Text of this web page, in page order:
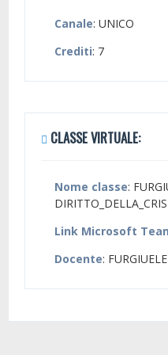
Canale: UNICO
Crediti: 7
CLASSE VIRTUALE:
Nome classe:
Link Microsoft
Docente: